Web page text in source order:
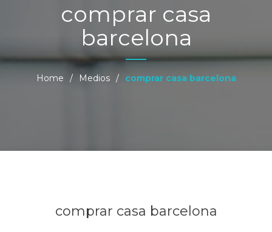
comprar casa
barcelona
Home / Medios / comprar casa barcelona
comprar casa barcelona